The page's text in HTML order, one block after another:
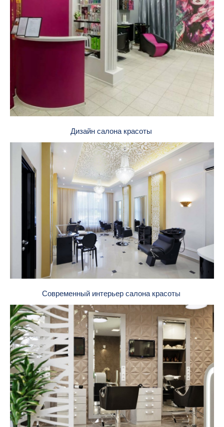
Дизайн салона красоты
Современный интерьер салона красоты